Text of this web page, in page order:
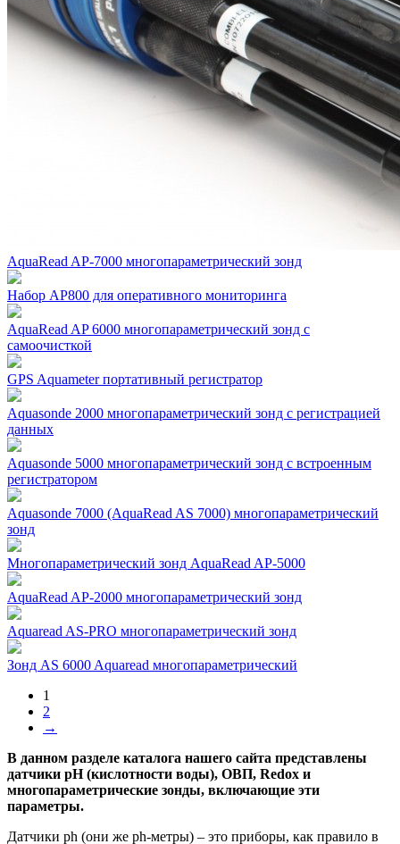
AquaRead AP-7000 многопараметрический зонд
Набор AP800 для оперативного мониторинга
AquaRead AP 6000 многопараметрический зонд с
самоочисткой
GPS Aquameter портативный регистратор
Aquasonde 2000 многопараметрический зонд с регистрацией
данных
Aquasonde 5000 многопараметрический зонд с встроенным
регистратором
Aquasonde 7000 (AquaRead AS 7000) многопараметрический
зонд
Многопараметрический зонд AquaRead AP-5000
AquaRead AP-2000 многопараметрический зонд
Aquaread AS-PRO многопараметрический зонд
Зонд AS 6000 Aquaread многопараметрический
1
2
→
В данном разделе каталога нашего сайта представлены
датчики pH (кислотности воды), ОВП, Redox и
многопараметрические зонды, включающие эти
параметры.
Датчики ph (они же ph-метры) – это приборы, как правило в